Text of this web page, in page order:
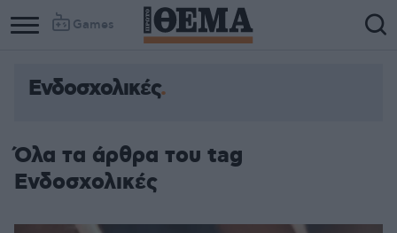
Games
Ενδοσχολικές
Όλα τα άρθρα του tag
Ενδοσχολικές